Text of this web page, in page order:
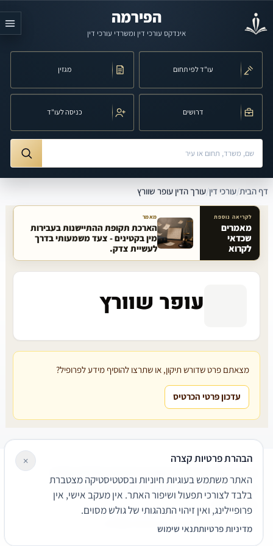
הפירמה
אינדקס עורכי דין ומשרדי עורכי דין
עו"ד לפי תחום מגזין
דרושים כניסה לעו"ד
חיפוש לפי שם, משרד, תחום משפט או עיר
דף הבית/עורכי דין/עורך הדין עופר שוורץ
מאמרים קשורים באתר
לקריאה נוספת
מאמרים
שכדאי
לקרוא
מאמר
הארכת תקופת ההתיישנות בעבירות
מין בקטינים - צעד משמעותי בדרך
לעשיית צדק.
עופר שוורץ
מצאתם פרט שדורש תיקון, או שתרצו להוסיף מידע לפרופיל?
עדכון פרטי הכרטיס
שירותים משפטיים
דרושים צור קשר נגישותפרטיות
תנאי שימוש
© 2026 הפירמה. כל הזכויות שמורות.
הבהרת פרטיות קצרה
האתר משתמש בעוגיות חיוניות ובסטטיסטיקה מצטברת
בלבד לצורכי תפעול ושיפור האתר. אין מעקב אישי, אין
פרופיילינג, ואין זיהוי התנהגותי של גולש מסוים.
מדיניות פרטיותתנאי שימוש
×